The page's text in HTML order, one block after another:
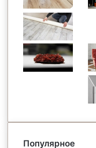
Популярное